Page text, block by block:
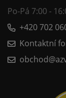
Po-Pá 7:00 -
+420 702
Kontaktní